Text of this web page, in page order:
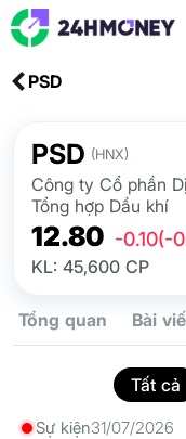
PSD
PSD (HNX)
Công ty Cổ phần
Tổng hợp Dầu khí
12.80 -0.10(-
KL: 45,600 CP
Tổng quan Bài
Tất cả
Sự kiện31/07/2026